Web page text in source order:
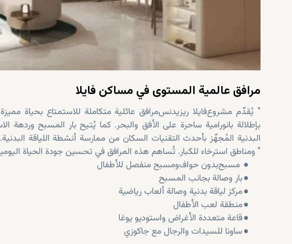
مرافق عالمية المستوى في مساكن فايلا
يُقدّم مشروع " فايلا ريزيدنس
بإطلالة بانورامية ساحرة على الأفق والبحر. كما يُتيح بار المسبح
البدنية المُجهّز بأحدث التقنيات السكان من ممارسة أنشطة اللياقة
ومناطق استرخاء للكبار. تُساهم هذه المرافق في تحسين جودة الحياة اليومية في شقق "
●
بدون حوافومسبح منفصل للأطفال
●بار وصالة بجانب المسبح
●مركز لياقة بدنية وصالة ألعاب رياضية
●منطقة لعب الأطفال
●قاعة متعددة الأغراض واستوديو يوغا
●ساونا للسيدات والرجال مع جاكوزي